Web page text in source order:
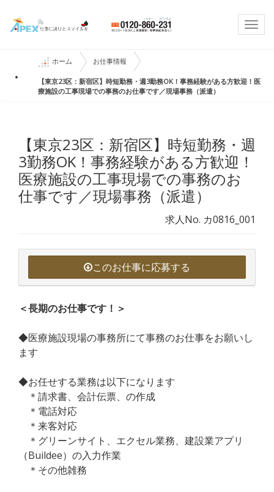
ホーム お仕事情報
【東京23区：新宿区】時短勤務・週3勤務OK！事務経験がある方歓迎！医
療施設の工事現場での事務のお仕事です／現場事務（派遣）
【東京23区：新宿区】時短勤務・週
3勤務OK！事務経験がある方歓迎！
医療施設の工事現場での事務のお
仕事です／現場事務（派遣）
求人No. カ0816_001
このお仕事に応募する
＜長期のお仕事です！＞
◆医療施設現場の事務所にて事務のお仕事をお願いし
ます
◆お任せする業務は以下になります
＊請求書、会計伝票、の作成
＊電話対応
＊来客対応
＊グリーンサイト、エクセル業務、建設業アプリ
（Buildee）の入力作業
＊その他雑務